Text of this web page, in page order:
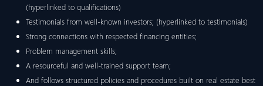
(hyperlinked to qualifications)
Testimonials from well-known investors; (hyperlinked to testimonials)
Strong connections with respected financing entities;
Problem management skills;
A resourceful and well-trained support team;
And follows structured policies and procedures built on real estate best